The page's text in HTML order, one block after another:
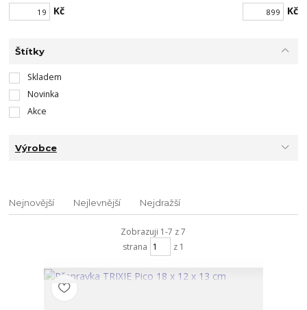
Kč Kč
Štítky
Skladem
Novinka
Akce
Výrobce
Nejnovější Nejlevnější Nejdražší
Zobrazuji 1-7 z 7
strana
z 1